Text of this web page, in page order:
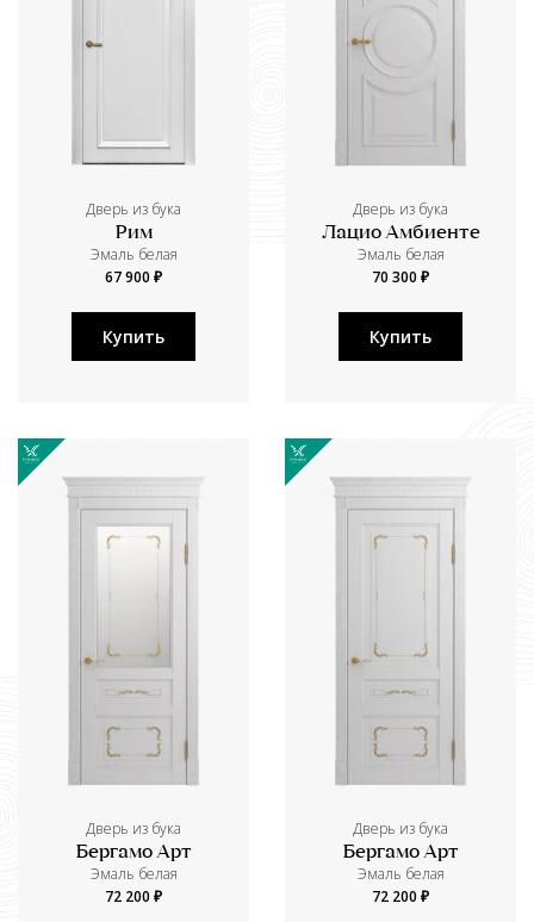
Дверь из бука
Рим
Эмаль белая
67 900 ₽
Купить
Дверь из бука
Лацио Амбиенте
Эмаль белая
70 300 ₽
Купить
Дверь из бука
Бергамо Арт
Эмаль белая
72 200 ₽
Дверь из бука
Бергамо Арт
Эмаль белая
72 200 ₽